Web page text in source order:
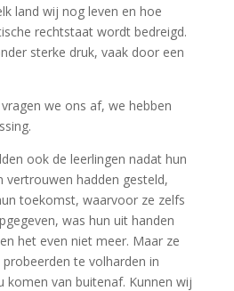
land wij nog leven en hoe
rechtstaat wordt bedreigd.
sterke druk, vaak door een
we ons af, we hebben
ook de leerlingen nadat hun
vertrouwen hadden gesteld,
toekomst, waarvoor ze zelfs
was hun uit handen
het even niet meer. Maar ze
te volharden in
komen van buitenaf. Kunnen wij